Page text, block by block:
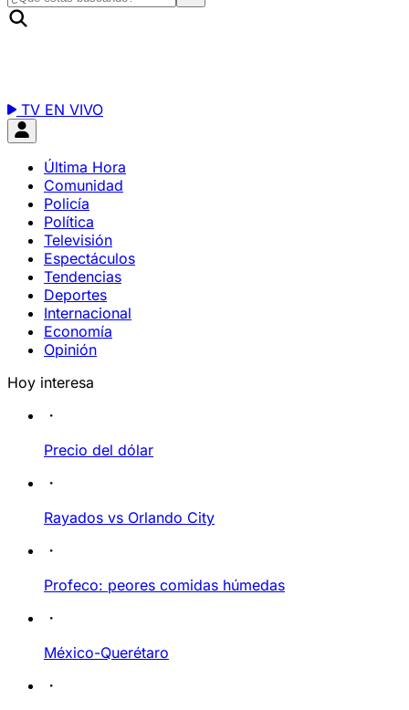
TV EN VIVO
Última Hora
Comunidad
Policía
Política
Televisión
Espectáculos
Tendencias
Deportes
Internacional
Economía
Opinión
Hoy interesa
Precio del dólar
Rayados vs Orlando City
Profeco: peores comidas húmedas
México-Querétaro